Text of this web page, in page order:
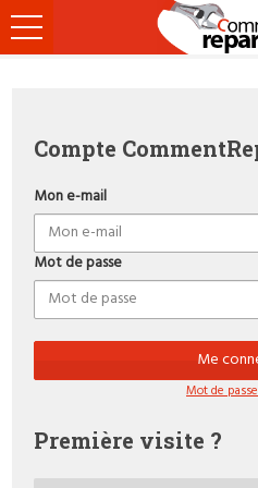
Ouvrir
le
Compte
Mon e-mail
Mot de passe
Me
Mot de
Première visite ?